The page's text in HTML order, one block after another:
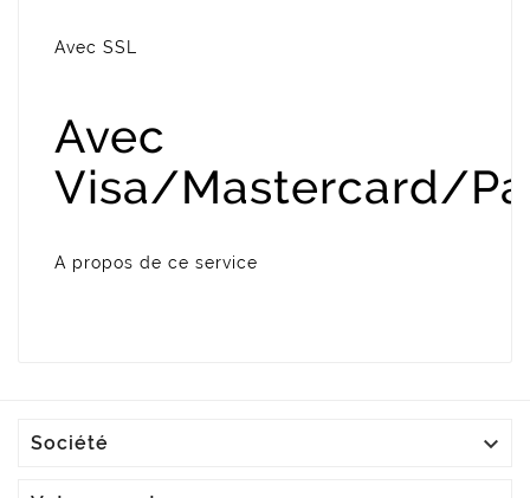
Avec SSL
Avec
Visa/Mastercard/
A propos de ce service
Société 